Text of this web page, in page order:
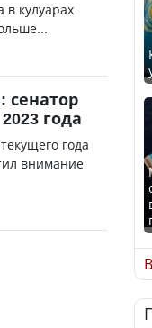
кулуарах
сенатор
года
года
внимание